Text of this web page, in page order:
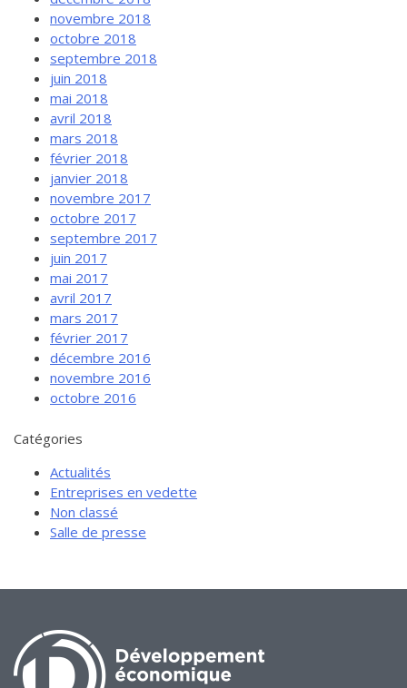
novembre 2018
octobre 2018
septembre 2018
juin 2018
mai 2018
avril 2018
mars 2018
février 2018
janvier 2018
novembre 2017
octobre 2017
septembre 2017
juin 2017
mai 2017
avril 2017
mars 2017
février 2017
décembre 2016
novembre 2016
octobre 2016
Catégories
Actualités
Entreprises en vedette
Non classé
Salle de presse